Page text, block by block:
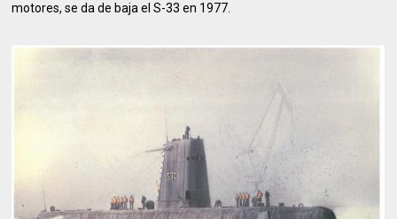
motores, se da de baja el S-33 en 1977.